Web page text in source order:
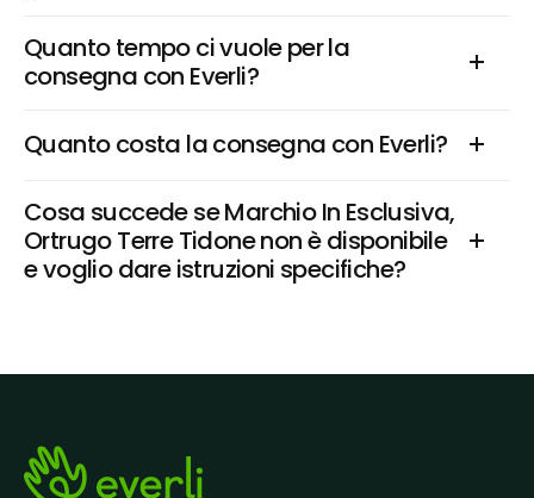
Quanto tempo ci vuole per la
consegna con Everli?
Quanto costa la consegna con Everli?
Cosa succede se Marchio In Esclusiva,
Ortrugo Terre Tidone non è disponibile
e voglio dare istruzioni specifiche?